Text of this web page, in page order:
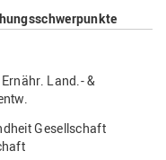
Land.- &
Gesellschaft